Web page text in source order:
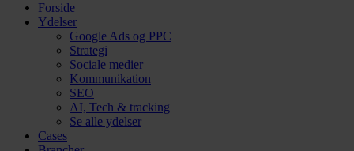
Forside
Ydelser
Google Ads og PPC
Strategi
Sociale medier
Kommunikation
SEO
AI, Tech & tracking
Se alle ydelser
Cases